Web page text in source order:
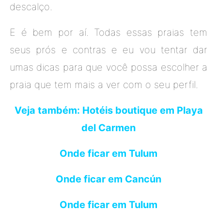
descalço.
E é bem por aí. Todas essas praias tem
seus prós e contras e eu vou tentar dar
umas dicas para que você possa escolher a
praia que tem mais a ver com o seu perfil.
Veja também: Hotéis boutique em Playa
del Carmen
Onde ficar em Tulum
Onde ficar em Cancún
Onde ficar em Tulum